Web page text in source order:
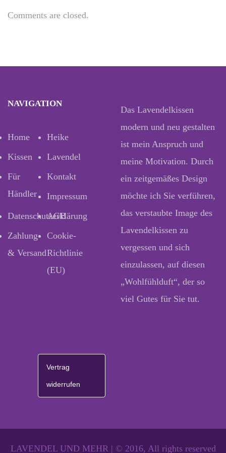
Comments are closed.
NAVIGATION
Home
Heike
Kissen
Lavendel
Für
Händler
Kontakt
Impressum
Datenschutzerklärung
AGB
Zahlung
& Versand
Cookie-
Richtlinie
(EU)
Das Lavendelkissen
modern und neu gestalten
ist mein Anspruch und
meine Motivation. Durch
ein zeitgemäßes Design
möchte ich Sie verführen,
das verstaubte Image des
Lavendelkissen zu
vergessen und sich
einzulassen, auf diesen
„Wohlfühlduft“, der so
viel Gutes für Sie tut.
Vertrag
widerrufen
LAVENDEL UND MEHR | © 2016, All rights reserved